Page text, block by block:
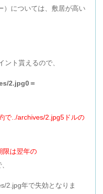
については、敷居が高い
ト貰えるので、
2.jpg0＝
で../archives/2.jpg5ドルの
限は翌年の
2.jpg年で失効となりま